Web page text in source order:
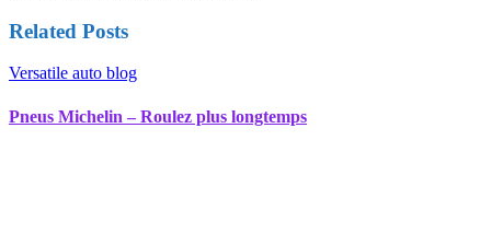
Related Posts
Versatile auto blog
Pneus Michelin – Roulez plus longtemps